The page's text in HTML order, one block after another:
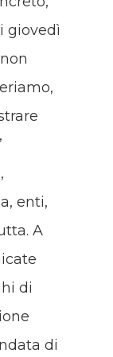
giovedì
enti,
A
di
di